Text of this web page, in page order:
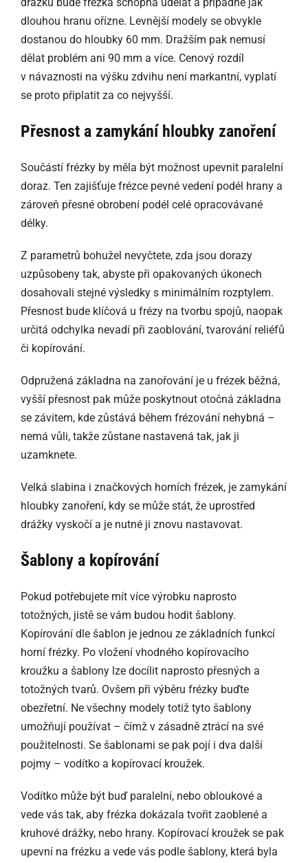
dlouhou hranu ořízne. Levnější modely se obvykle
dostanou do hloubky 60 mm. Dražším pak nemusí
dělat problém ani 90 mm a více. Cenový rozdíl
v návaznosti na výšku zdvihu není markantní, vyplatí
se proto připlatit za co nejvyšší.
Přesnost a zamykání hloubky zanoření
Součástí frézky by měla být možnost upevnit paralelní
doraz. Ten zajišťuje frézce pevné vedení podél hrany a
zároveň přesné obrobení podél celé opracovávané
délky.
Z parametrů bohužel nevyčtete, zda jsou dorazy
uzpůsobeny tak, abyste při opakovaných úkonech
dosahovali stejné výsledky s minimálním rozptylem.
Přesnost bude klíčová u frézy na tvorbu spojů, naopak
určitá odchylka nevadí při zaoblování, tvarování reliéfů
či kopírování.
Odpružená základna na zanořování je u frézek běžná,
vyšší přesnost pak může poskytnout otočná základna
se závitem, kde zůstává během frézování nehybná –
nemá vůli, takže zůstane nastavená tak, jak ji
uzamknete.
Velká slabina i značkových horních frézek, je zamykání
hloubky zanoření, kdy se může stát, že uprostřed
drážky vyskočí a je nutné ji znovu nastavovat.
Šablony a kopírování
Pokud potřebujete mít více výrobku naprosto
totožných, jistě se vám budou hodit šablony.
Kopírování dle šablon je jednou ze základních funkcí
horní frézky. Po vložení vhodného kopírovacího
kroužku a šablony lze docílit naprosto přesných a
totožných tvarů. Ovšem při výběru frézky buďte
obezřetní. Ne všechny modely totiž tyto šablony
umožňují používat – čímž v zásadně ztrácí na své
použitelnosti. Se šablonami se pak pojí i dva další
pojmy – vodítko a kopírovací kroužek.
Vodítko může být buď paralelní, nebo obloukové a
vede vás tak, aby frézka dokázala tvořit zaoblené a
kruhové drážky, nebo hrany. Kopírovací kroužek se pak
upevní na frézku a vede vás podle šablony, která byla